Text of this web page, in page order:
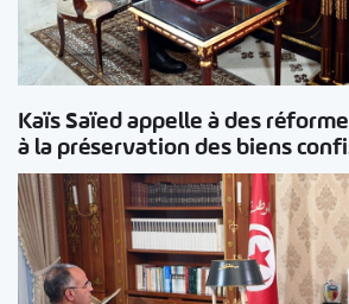
Kaïs Saïed appelle à des
à la préservation des biens